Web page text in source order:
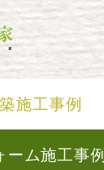
施工事例
ーム施工事例